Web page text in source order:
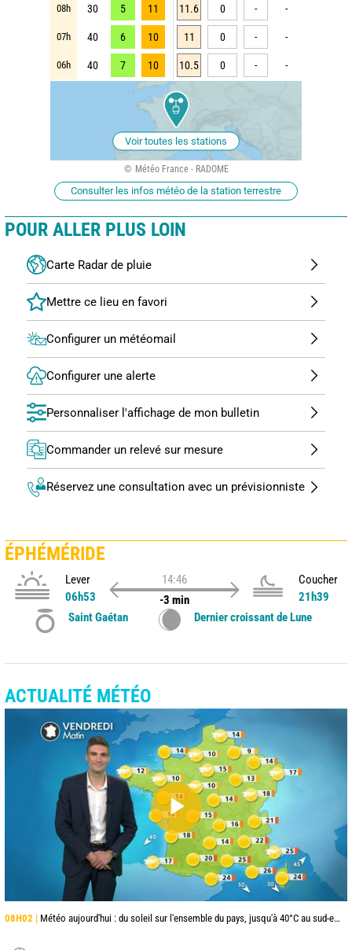
08h 30 5 11 11.6 0 - -
07h 40 6 10 11 0 - -
06h 40 7 10 10.5 0 - -
Voir toutes les stations
Météo France - RADOME
Consulter les infos météo de la station terrestre
POUR ALLER PLUS LOIN
Carte Radar de pluie
Configurer un météomail
Configurer une alerte
Personnaliser l'affichage de mon bulletin
Commander un relevé sur mesure
Réservez une consultation avec un prévisionniste
ÉPHÉMÉRIDE
Lever
06h53
14:46
-3 min
Coucher
21h39
Saint Gaétan
Dernier croissant de Lune
ACTUALITÉ MÉTÉO
08H02 | Météo aujourd'hui : du soleil sur l'ensemble du pays, jusqu'à 40°C au sud-est